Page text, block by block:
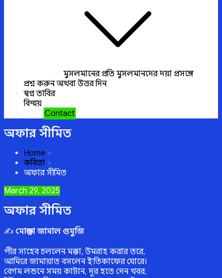
মুসলমানের প্রতি মুসলমানদের দয়া প্রসঙ্গে
প্রশ্ন করুন অথবা উত্তর দিন
স্বপ্ন তাবির
বিস্ময়
Contact
অফার সীমিত
Home
কবিতা
অফার সীমিত
Posted
March 29, 2025
অফার সীমিত
✍ মোস্তফা জামাল গুমুজি
পীর সাহেব চললেন মক্কা, উমরাহ করার তরে,
আমিরে জামায়াত বসলেন ই‘তিকাফের ঘোরে।
বেগম লন্ডনে সময় কাটান, দূর হতে দেন খবর,